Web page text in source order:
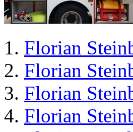
Florian
Florian
Florian
Florian